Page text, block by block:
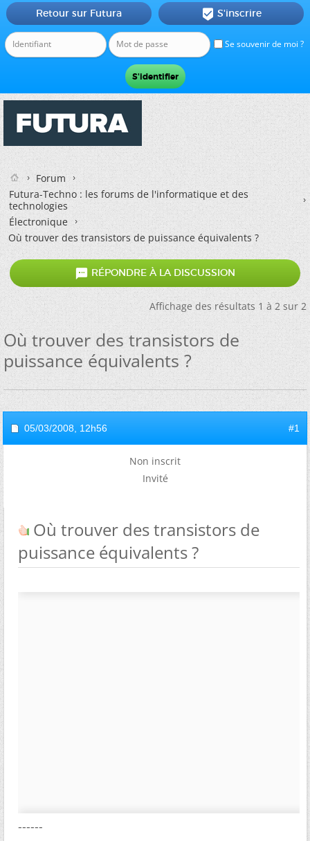
Se souvenir de moi ?
Retour sur Futura  S'inscrire
Forum
Futura-Techno : les forums de l'informatique et des
technologies
Électronique
Où trouver des transistors de puissance équivalents ?
 RÉPONDRE À LA DISCUSSION
Affichage des résultats 1 à 2 sur 2
Où trouver des transistors de
puissance équivalents ?
05/03/2008, 12h56 #1
Non inscrit
Invité
Où trouver des transistors de
puissance équivalents ?
------